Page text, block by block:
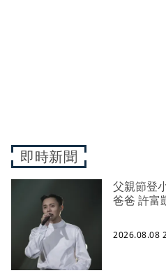
即時新聞
父親節登
爸爸 許富
2026.08.08